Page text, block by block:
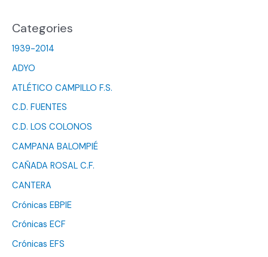
Categories
1939-2014
ADYO
ATLÉTICO CAMPILLO F.S.
C.D. FUENTES
C.D. LOS COLONOS
CAMPANA BALOMPIÉ
CAÑADA ROSAL C.F.
CANTERA
Crónicas EBPIE
Crónicas ECF
Crónicas EFS